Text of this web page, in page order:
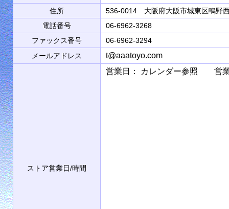
住所
536-0014 大阪府大阪市城東区鴫野
電話番号
06-6962-3268
ファックス番号
06-6962-3294
メールアドレス
t@aaatoyo.com
ストア営業日/時間
営業日： カレンダー参照 営業